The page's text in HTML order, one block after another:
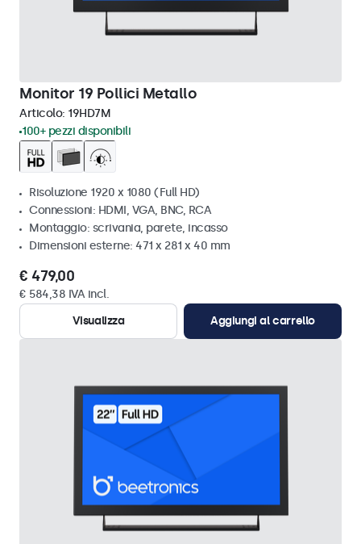
Monitor 19 Pollici Metallo
Articolo: 19HD7M
100+ pezzi disponibili
Risoluzione 1920 x 1080 (Full HD)
Connessioni: HDMI, VGA, BNC, RCA
Montaggio: scrivania, parete, incasso
Dimensioni esterne: 471 x 281 x 40 mm
€ 479,00
€ 584,38 IVA incl.
Visualizza
Aggiungi al carrello